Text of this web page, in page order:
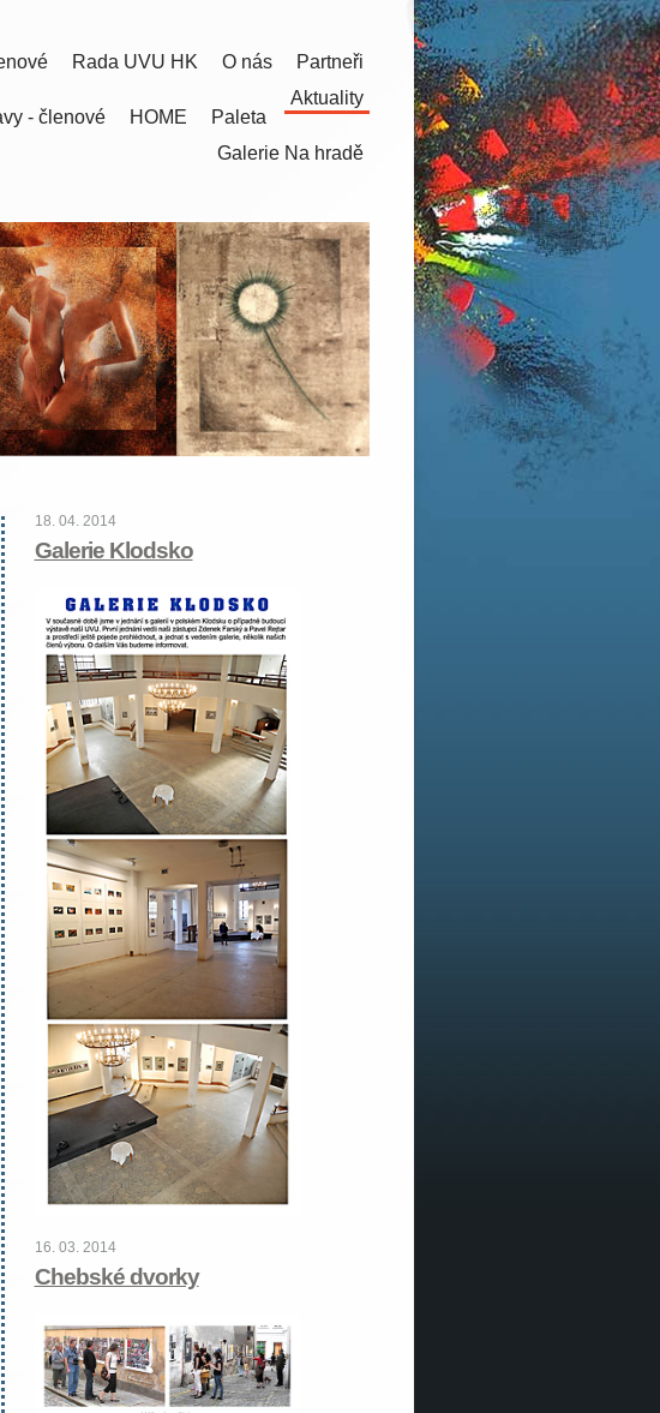
Partneři
O nás
Rada UVU HK
Aktuality
Paleta
HOME
- členové
Galerie Na hradě
18. 04. 2014
Galerie Klodsko
16. 03. 2014
Chebské dvorky